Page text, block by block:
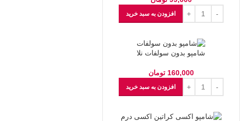
افزودن به سبد خرید
شامپو بدون سولفات نلا
160,000 تومان
افزودن به سبد خرید